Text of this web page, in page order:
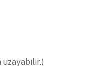
uzayabilir.)